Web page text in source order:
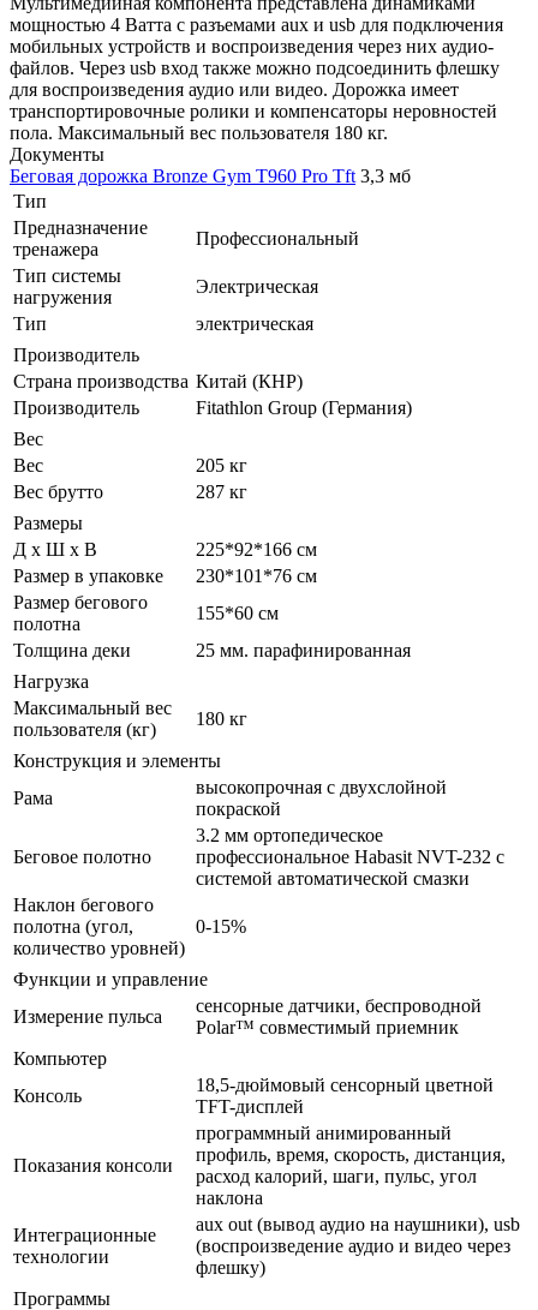
мощностью 4 Ватта с разъемами aux и usb для подключения
мобильных устройств и воспроизведения через них аудио-
файлов. Через usb вход также можно подсоединить флешку
для воспроизведения аудио или видео. Дорожка имеет
транспортировочные ролики и компенсаторы неровностей
пола. Максимальный вес пользователя 180 кг.
Документы
Беговая дорожка Bronze Gym T960 Pro Tft 3,3 мб
Тип
Предназначение
тренажера
Профессиональный
Тип системы
нагружения
Электрическая
Тип
электрическая
Производитель
Страна производства Китай (КНР)
Производитель
Fitathlon Group (Германия)
Вес
Вес
205 кг
Вес брутто
287 кг
Размеры
Д х Ш х В
225*92*166 см
Размер в упаковке
230*101*76 см
Размер бегового
полотна
155*60 см
Толщина деки
25 мм. парафинированная
Нагрузка
Максимальный вес
пользователя (кг)
180 кг
Конструкция и элементы
Рама
высокопрочная с двухслойной
покраской
Беговое полотно
3.2 мм ортопедическое
профессиональное Habasit NVT-232 с
системой автоматической смазки
Наклон бегового
полотна (угол,
количество уровней)
0-15%
Функции и управление
Измерение пульса
сенсорные датчики, беспроводной
Polar™ совместимый приемник
Компьютер
Консоль
18,5-дюймовый сенсорный цветной
TFT-дисплей
Показания консоли
программный анимированный
профиль, время, скорость, дистанция,
расход калорий, шаги, пульс, угол
наклона
Интеграционные
технологии
aux out (вывод аудио на наушники), usb
(воспроизведение аудио и видео через
флешку)
Программы